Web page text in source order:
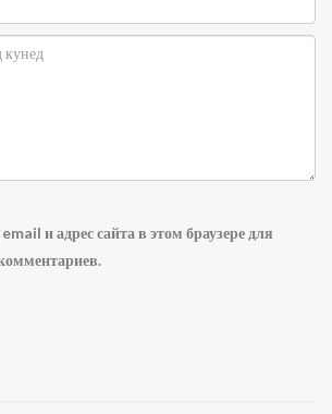
и адрес сайта в этом браузере для